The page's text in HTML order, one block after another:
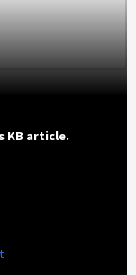
KB article.